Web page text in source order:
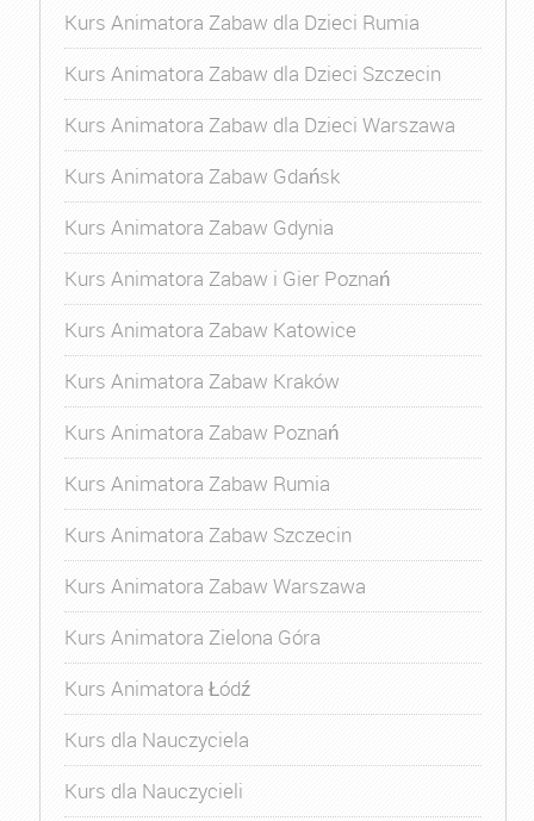
Kurs Animatora Zabaw dla Dzieci Rumia
Kurs Animatora Zabaw dla Dzieci Szczecin
Kurs Animatora Zabaw dla Dzieci Warszawa
Kurs Animatora Zabaw Gdańsk
Kurs Animatora Zabaw Gdynia
Kurs Animatora Zabaw i Gier Poznań
Kurs Animatora Zabaw Katowice
Kurs Animatora Zabaw Kraków
Kurs Animatora Zabaw Poznań
Kurs Animatora Zabaw Rumia
Kurs Animatora Zabaw Szczecin
Kurs Animatora Zabaw Warszawa
Kurs Animatora Zielona Góra
Kurs Animatora Łódź
Kurs dla Nauczyciela
Kurs dla Nauczycieli